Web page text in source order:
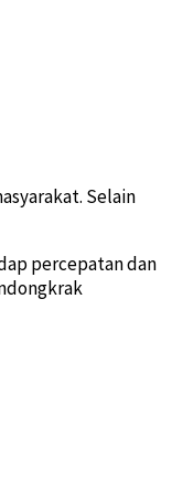
Selain
percepatan dan